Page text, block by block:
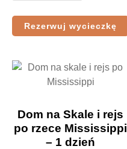
Rezerwuj wycieczkę
Dom na Skale i rejs
po rzece Mississippi
– 1 dzień